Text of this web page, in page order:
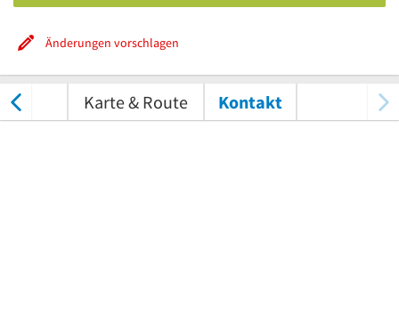
Änderungen vorschlagen
Karte & Route Kontakt